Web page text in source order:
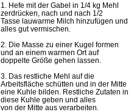
1. Hefe mit der Gabel in 1/4 kg Mehl
zerdrücken, nach und nach 1/2
Tasse lauwarme Milch hinzufügen und
alles gut vermischen.
2. Die Masse zu einer Kugel formen
und an einem warmen Ort auf
doppelte Größe gehen lassen.
3. Das restliche Mehl auf die
Arbeitsfläche schütten und in der Mitte
eine Kuhle bilden. Restliche Zutaten in
diese Kuhle geben und alles
von der Mitte aus verarbeiten.